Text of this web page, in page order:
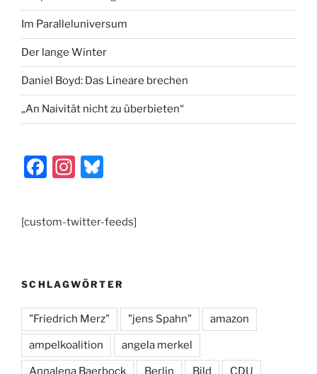
Im Paralleluniversum
Der lange Winter
Daniel Boyd: Das Lineare brechen
„An Naivität nicht zu überbieten“
F
e
o
o
k
In
a
gr
m
e
s
y
[custom-twitter-feeds]
SCHLAGWÖRTER
"Friedrich Merz" "jens Spahn" amazon
ampelkoalition angela merkel
Annalena Baerbock Berlin Bild CDU